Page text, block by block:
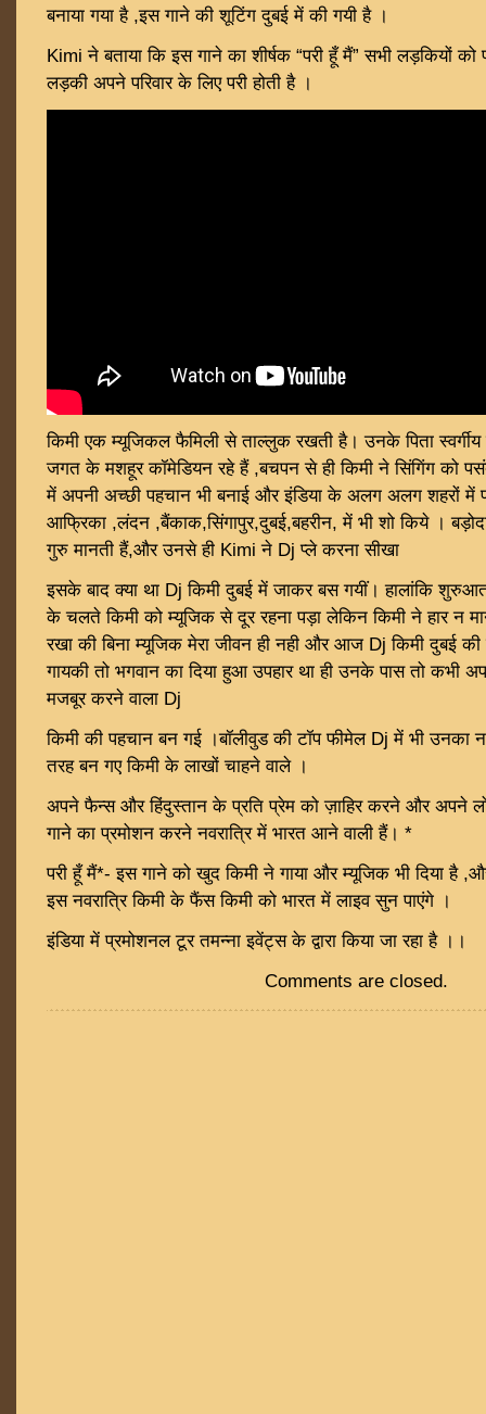
बनाया गया है ,इस गाने की शूटिंग दुबई में की गयी है ।
Kimi ने बताया कि इस गाने का शीर्षक “परी हूँ मैं” सभी लड़कियों को
लड़की अपने परिवार के लिए परी होती है ।
किमी एक म्यूजिकल फैमिली से ताल्लुक रखती है। उनके पिता स्वर्गीय
जगत के मशहूर कॉमेडियन रहे हैं ,बचपन से ही किमी ने सिंगिंग को
में अपनी अच्छी पहचान भी बनाई और इंडिया के अलग अलग शहरों में
आफ्रिका ,लंदन ,बैंकाक,सिंगापुर,दुबई,बहरीन, में भी शो किये ।
गुरु मानती हैं,और उनसे ही Kimi ने Dj प्ले करना सीखा
इसके बाद क्या था Dj किमी दुबई में जाकर बस गयीं। हालांकि
के चलते किमी को म्यूजिक से दूर रहना पड़ा लेकिन किमी ने हार न
रखा की बिना म्यूजिक मेरा जीवन ही नही और आज Dj किमी दुबई
गायकी तो भगवान का दिया हुआ उपहार था ही उनके पास तो कभी
मजबूर करने वाला Dj
किमी की पहचान बन गई ।बॉलीवुड की टॉप फीमेल Dj में भी उनका
तरह बन गए किमी के लाखों चाहने वाले ।
अपने फैन्स और हिंदुस्तान के प्रति प्रेम को ज़ाहिर करने और अपने
गाने का प्रमोशन करने नवरात्रि में भारत आने वाली हैं। *
परी हूँ मैं*- इस गाने को खुद किमी ने गाया और म्यूजिक भी दिया है
इस नवरात्रि किमी के फैंस किमी को भारत में लाइव सुन पाएंगे ।
इंडिया में प्रमोशनल टूर तमन्ना इवेंट्स के द्वारा किया जा रहा है ।।
Comments are closed.